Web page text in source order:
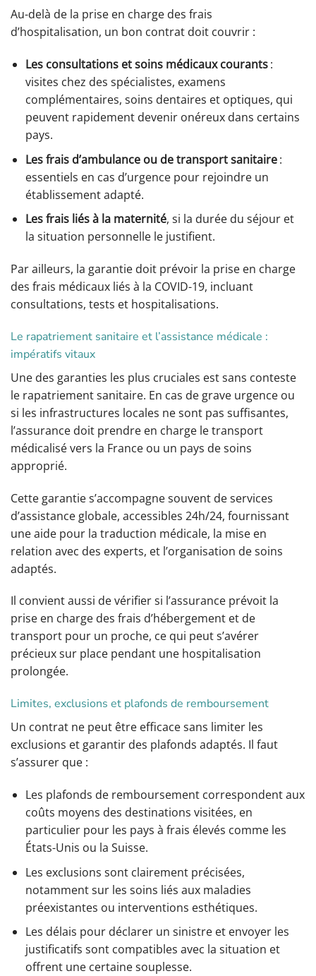
Au-delà de la prise en charge des frais
d’hospitalisation, un bon contrat doit couvrir :
Les consultations et soins médicaux courants:
visites chez des spécialistes, examens
complémentaires, soins dentaires et optiques, qui
peuvent rapidement devenir onéreux dans certains
pays.
Les frais d’ambulance ou de transport sanitaire:
essentiels en cas d’urgence pour rejoindre un
établissement adapté.
Les frais liés à la maternité, si la durée du séjour et
la situation personnelle le justifient.
Par ailleurs, la garantie doit prévoir la prise en charge
des frais médicaux liés à la COVID-19, incluant
consultations, tests et hospitalisations.
Le rapatriement sanitaire et l’assistance médicale :
impératifs vitaux
Une des garanties les plus cruciales est sans conteste
le rapatriement sanitaire. En cas de grave urgence ou
si les infrastructures locales ne sont pas suffisantes,
l’assurance doit prendre en charge le transport
médicalisé vers la France ou un pays de soins
approprié.
Cette garantie s’accompagne souvent de services
d’assistance globale, accessibles 24h/24, fournissant
une aide pour la traduction médicale, la mise en
relation avec des experts, et l’organisation de soins
adaptés.
Il convient aussi de vérifier si l’assurance prévoit la
prise en charge des frais d’hébergement et de
transport pour un proche, ce qui peut s’avérer
précieux sur place pendant une hospitalisation
prolongée.
Limites, exclusions et plafonds de remboursement
Un contrat ne peut être efficace sans limiter les
exclusions et garantir des plafonds adaptés. Il faut
s’assurer que :
Les plafonds de remboursement correspondent aux
coûts moyens des destinations visitées, en
particulier pour les pays à frais élevés comme les
États-Unis ou la Suisse.
Les exclusions sont clairement précisées,
notamment sur les soins liés aux maladies
préexistantes ou interventions esthétiques.
Les délais pour déclarer un sinistre et envoyer les
justificatifs sont compatibles avec la situation et
offrent une certaine souplesse.